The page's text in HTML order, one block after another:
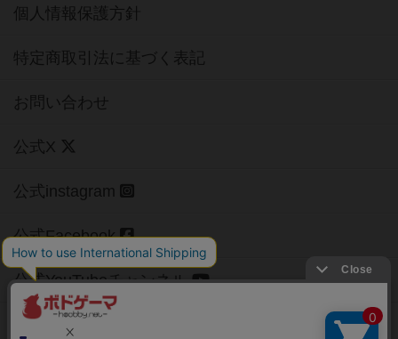
個人情報保護方針
特定商取引法に基づく表記
お問い合わせ
公式X
公式instagram
公式Facebook
公式YouTubeチャンネル